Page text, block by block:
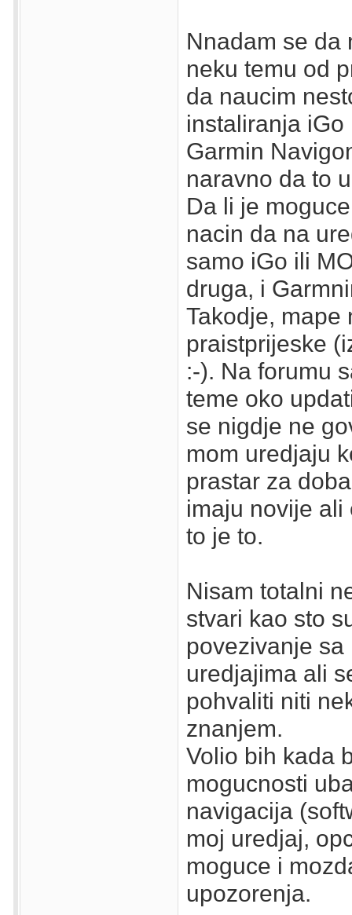
Nnadam se da
neku temu od
da naucim
instaliranja
Garmin
naravno da to
Da li je
nacin da na
samo iGo ili
druga, i
Takodje, mape
praistprijeske
:-). Na forumu
teme oko
se nigdje ne
mom uredjaju
prastar za
imaju novije ali
to je to.
Nisam totalni
stvari kao sto
povezivanje sa
uredjajima ali
pohvaliti niti
znanjem.
Volio bih kada
mogucnosti
navigacija
moj uredjaj,
moguce i
upozorenja.